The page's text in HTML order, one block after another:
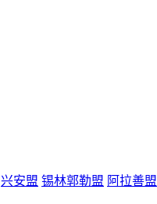
兴安盟 锡林郭勒盟 阿拉善盟